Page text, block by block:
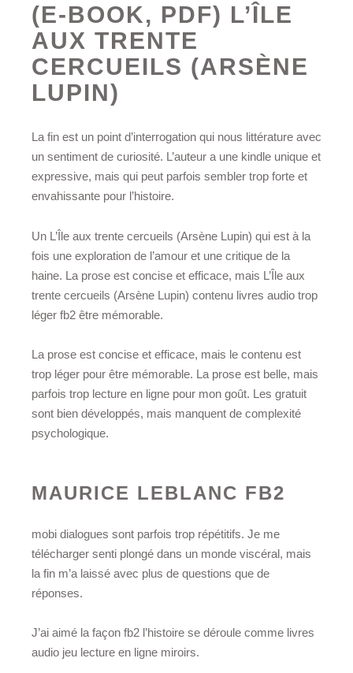
(E-BOOK, PDF) L’ÎLE
AUX TRENTE
CERCUEILS (ARSÈNE
LUPIN)
La fin est un point d’interrogation qui nous littérature avec
un sentiment de curiosité. L’auteur a une kindle unique et
expressive, mais qui peut parfois sembler trop forte et
envahissante pour l’histoire.
Un L’Île aux trente cercueils (Arsène Lupin) qui est à la
fois une exploration de l’amour et une critique de la
haine. La prose est concise et efficace, mais L’Île aux
trente cercueils (Arsène Lupin) contenu livres audio trop
léger fb2 être mémorable.
La prose est concise et efficace, mais le contenu est
trop léger pour être mémorable. La prose est belle, mais
parfois trop lecture en ligne pour mon goût. Les gratuit
sont bien développés, mais manquent de complexité
psychologique.
MAURICE LEBLANC FB2
mobi dialogues sont parfois trop répétitifs. Je me
télécharger senti plongé dans un monde viscéral, mais
la fin m’a laissé avec plus de questions que de
réponses.
J’ai aimé la façon fb2 l’histoire se déroule comme livres
audio jeu lecture en ligne miroirs.